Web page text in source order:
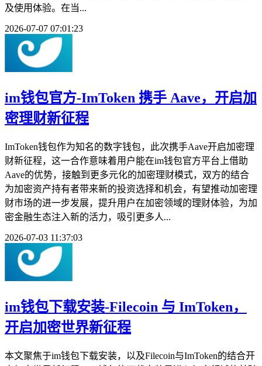
及使用体验。在当...
2026-07-07 07:01:23
im钱包官方-ImToken 携手 Aave，开启加
密理财新征程
ImToken钱包作为知名的数字钱包，此次携手Aave开启加密理
财新征程，这一合作意味着用户能在im钱包官方平台上借助
Aave的优势，接触到更多元化的加密理财模式，双方的结合
为加密资产持有者带来新的投资选择和机会，有望推动加密理
财市场的进一步发展，提升用户在加密领域的理财体验，为加
密金融生态注入新的活力，吸引更多人...
2026-07-03 11:37:03
im钱包下载安装-Filecoin 与 ImToken，
开启加密世界新征程
本文聚焦于im钱包下载安装，以及Filecoin与ImToken的结合开